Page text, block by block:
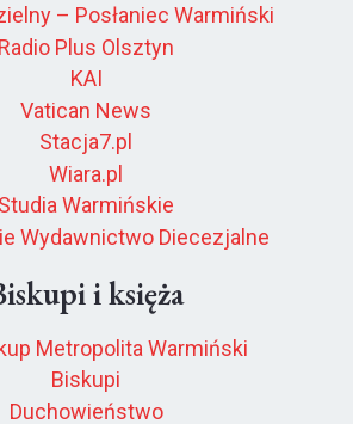
– Posłaniec Warmiński
Radio Plus Olsztyn
KAI
Vatican News
Stacja7.pl
Wiara.pl
Studia Warmińskie
Wydawnictwo Diecezjalne
i księża
Metropolita Warmiński
Biskupi
Duchowieństwo